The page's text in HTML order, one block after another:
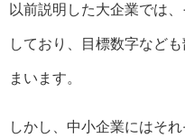
以前説明した大企業では
しており、目標数字など
まいます。
しかし、中小企業にはそ